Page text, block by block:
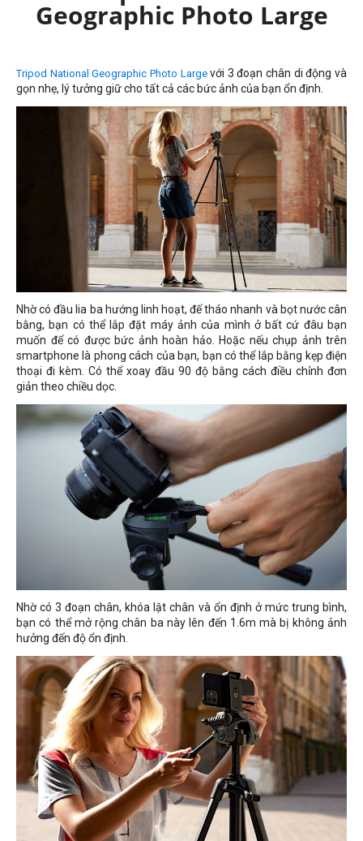
Geographic Photo Large
Tripod National Geographic Photo Largevới 3 đoạn chân di động và
gọn nhẹ, lý tưởng giữ cho tất cả các bức ảnh của bạn ổn định.
Nhờ có đầu lia ba hướng linh hoạt, đế tháo nhanh và bọt nước cân
bằng, bạn có thể lắp đặt máy ảnh của mình ở bất cứ đâu bạn
muốn để có được bức ảnh hoàn hảo. Hoặc nếu chụp ảnh trên
smartphone là phong cách của bạn, bạn có thể lắp bằng kẹp điện
thoại đi kèm. Có thể xoay đầu 90 độ bằng cách điều chỉnh đơn
giản theo chiều dọc.
Nhờ có 3 đoạn chân, khóa lật chân và ổn định ở mức trung bình,
bạn có thể mở rộng chân ba này lên đến 1.6m mà bị không ảnh
hưởng đến độ ổn định.